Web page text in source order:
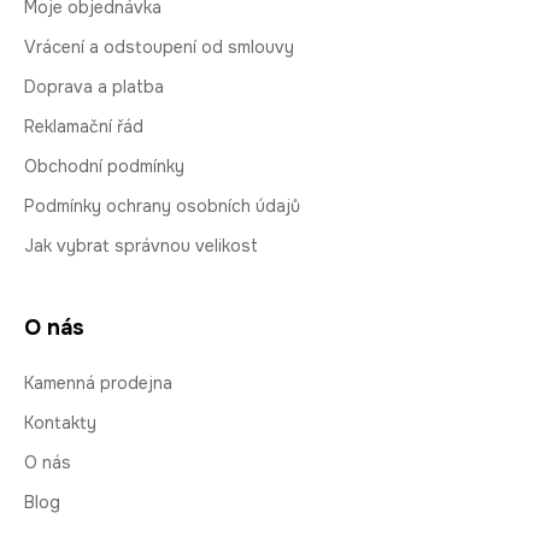
Moje objednávka
Vrácení a odstoupení od smlouvy
Doprava a platba
Reklamační řád
Obchodní podmínky
Podmínky ochrany osobních údajů
Jak vybrat správnou velikost
O nás
Kamenná prodejna
Kontakty
O nás
Blog